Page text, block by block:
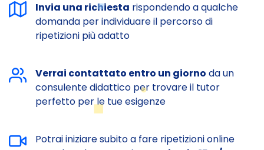
Invia una richiesta rispondendo a qualche
domanda per individuare il percorso di
ripetizioni più adatto
Verrai contattato entro un giorno da un
consulente didattico per trovare il tutor
perfetto per le tue esigenze
Potrai iniziare subito a fare ripetizioni online